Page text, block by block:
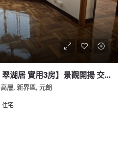
【天水圍 嘉湖山莊 翠湖居 實用3房】景觀開揚 交通方便 生活配套齊全
層, 新界區, 元朗
住宅